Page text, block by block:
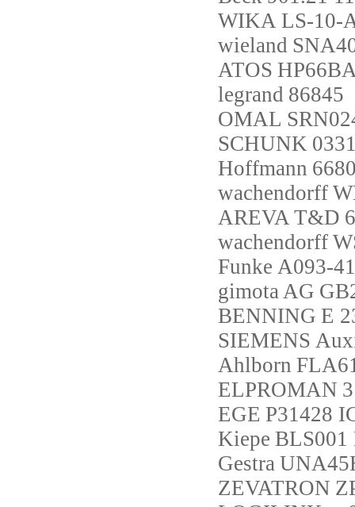
WIKA LS-10-
wieland
ATOS
legrand 86845
OMAL
SCHUNK
Hoffmann
wachendorff
AREVA T&D
wachendorff
Funke A093-
gimota AG
BENNING E
SIEMENS
Ahlborn
ELPROMAN
EGE P31428
Kiepe BLS001
Gestra
ZEVATRON